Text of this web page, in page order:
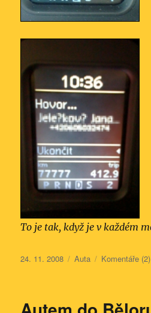
To je tak, když je v každém
Publikováno:
24. 11. 2008 Rubriky:
Auta Komentáře (2)